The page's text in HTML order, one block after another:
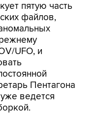
пятую часть
файлов,
UFO, и
Пентагона
ведется